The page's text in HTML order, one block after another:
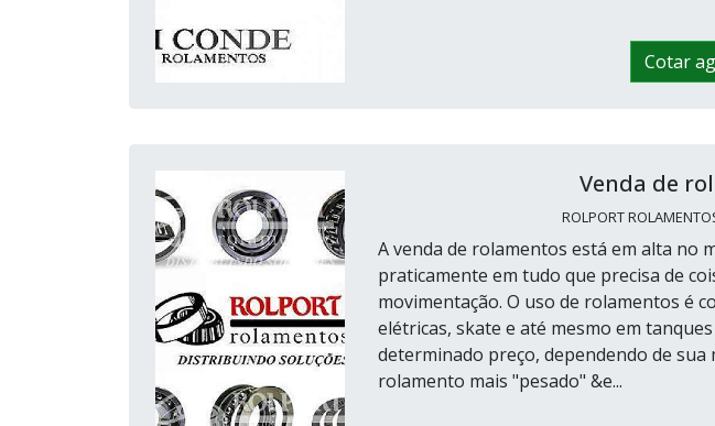
Cotar
Venda de
ROLPORT
A venda de rolamentos está em alta no
praticamente em tudo que precisa de
movimentação. O uso de rolamentos é
elétricas, skate e até mesmo em
determinado preço, dependendo de
rolamento mais "pesado" &e...